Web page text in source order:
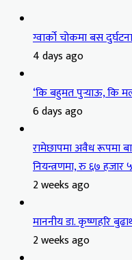
ग्वार्को चोकमा बस
4 days ago
‘कि बहुमत पुर्‍याऊ, कि
6 days ago
रामेछापमा अवैध रूपमा
नियन्त्रणमा, रु ६७ हजार
2 weeks ago
माननीय डा. कृष्णहरि
2 weeks ago